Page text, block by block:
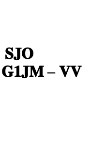
𝐒𝐉𝐎
𝐆𝟏𝐉𝐌 – 𝐕𝐕